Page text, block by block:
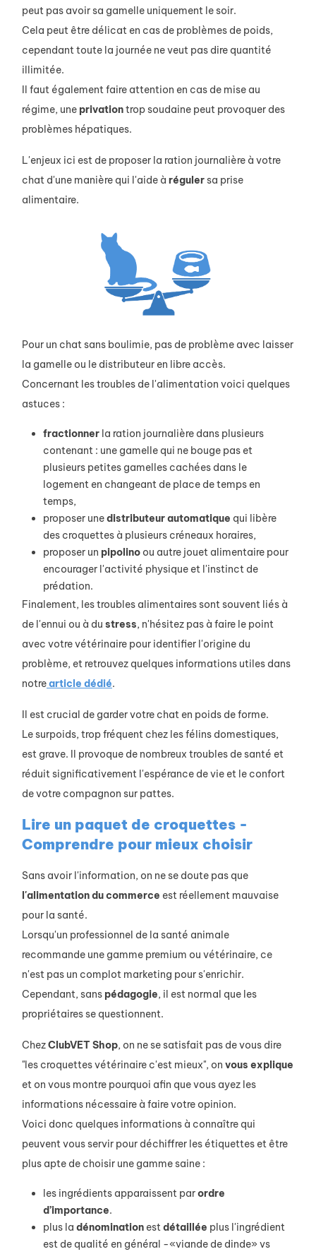
peut pas avoir sa gamelle uniquement le soir.
Cela peut être délicat en cas de problèmes de poids,
cependant toute la journée ne veut pas dire quantité
illimitée.
Il faut également faire attention en cas de mise au
régime, une privationtrop soudaine peut provoquer des
problèmes hépatiques.
L'enjeux ici est de proposer la ration journalière à votre
chat d'une manière qui l'aide à régulersa prise
alimentaire.
Pour un chat sans boulimie, pas de problème avec laisser
la gamelle ou le distributeur en libre accès.
Concernant les troubles de l'alimentation voici quelques
astuces :
fractionner la ration journalière dans plusieurs
contenant : une gamelle qui ne bouge pas et
plusieurs petites gamelles cachées dans le
logement en changeant de place de temps en
temps,
proposer unedistributeurautomatique qui libère
des croquettes à plusieurs créneaux horaires,
proposer un pipolino ou autre jouet alimentaire pour
encourager l'activité physique et l'instinct de
prédation.
Finalement, les troubles alimentaires sont souvent liés à
de l'ennui ou à du stress, n'hésitez pas à faire le point
avec votre vétérinaire pour identifier l'origine du
problème, et retrouvez quelques informations utiles dans
notrearticle dédié.
Il est crucial de garder votre chat en poids de forme.
Le surpoids, trop fréquent chez les félins domestiques,
est grave. Il provoque de nombreux troubles de santé et
réduit significativement l'espérance de vie et le confort
de votre compagnon sur pattes.
Lire un paquet de croquettes -
Comprendre pour mieux choisir
Sans avoir l'information, on ne se doute pas que
l'alimentationducommerce est réellement mauvaise
pour la santé.
Lorsqu'un professionnel de la santé animale
recommande une gamme premium ou vétérinaire, ce
n'est pas un complot marketing pour s'enrichir.
Cependant, sans pédagogie, il est normal que les
propriétaires se questionnent.
ChezClubVET Shop, on ne se satisfait pas de vous dire
"les croquettes vétérinaire c'est mieux", on vous explique
et on vous montre pourquoi afin que vous ayez les
informations nécessaire à faire votre opinion.
Voici donc quelques informations à connaître qui
peuvent vous servir pour déchiffrer les étiquettes et être
plus apte de choisir une gamme saine :
les ingrédients apparaissent parordre
d’importance.
plus la dénomination estdétaillée plus l'ingrédient
est de qualité en général -«viande de dinde» vs